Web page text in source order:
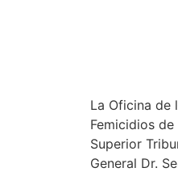
La Oficina de
Femicidios
Superior
General Dr.